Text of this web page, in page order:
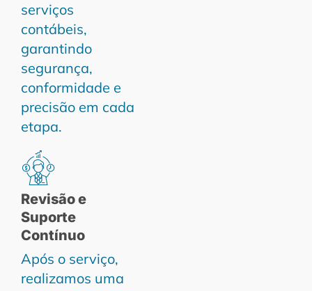
serviços
contábeis,
garantindo
segurança,
conformidade e
precisão em cada
etapa.
Revisão e
Suporte
Contínuo
Após o serviço,
realizamos uma